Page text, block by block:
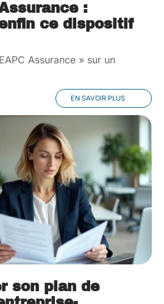
:
ce dispositif
Assurance » sur un
EN SAVOIR PLUS
son plan de